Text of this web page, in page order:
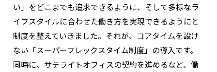
い」をどこまでも追求できるように、そして多様なラ
イフスタイルに合わせた働き方を実現できるようにと
制度を整えていきました。それが、コアタイムを設け
ない「スーパーフレックスタイム制度」の導入です。
同時に、サテライトオフィスの契約を進めるなど、働